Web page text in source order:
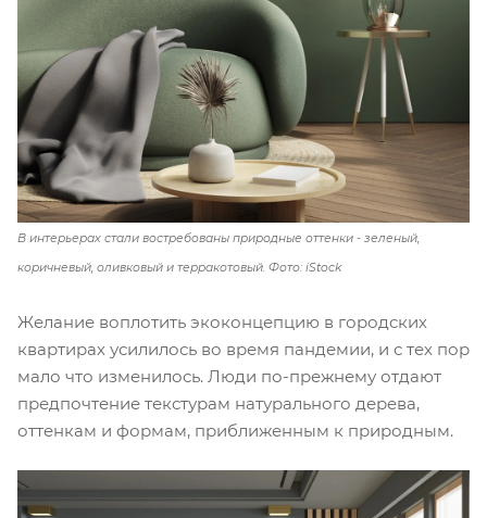
В интерьерах стали востребованы природные оттенки - зеленый,
коричневый, оливковый и терракотовый. Фото: iStock
Желание воплотить экоконцепцию в городских
квартирах усилилось во время пандемии, и с тех пор
мало что изменилось. Люди по-прежнему отдают
предпочтение текстурам натурального дерева,
оттенкам и формам, приближенным к природным.